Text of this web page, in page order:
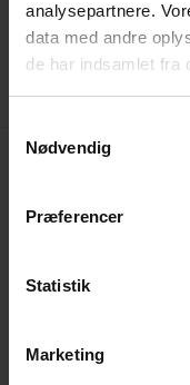
analysepartnere.
data med andre
de har indsamlet fra
Nødvendig
Præferencer
Statistik
Marketing
CVR 25 36 41 12
Det sker lokalt